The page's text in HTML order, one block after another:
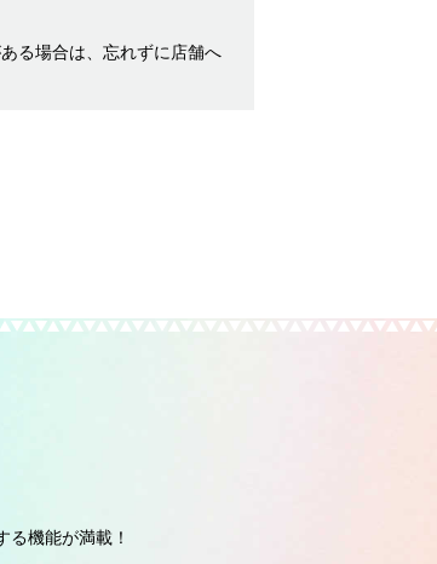
る場合は、忘れずに店舗へ
る機能が満載！